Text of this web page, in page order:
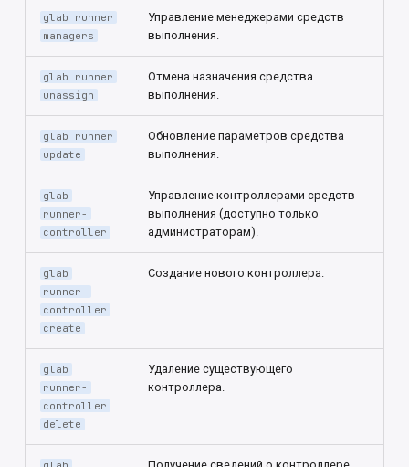
glab runner
managers
Управление менеджерами средств
выполнения.
glab runner
unassign
Отмена назначения средства
выполнения.
glab runner
update
Обновление параметров средства
выполнения.
glab
runner-
controller
Управление контроллерами средств
выполнения (доступно только
администраторам).
glab
runner-
controller
create
Создание нового контроллера.
glab
runner-
controller
delete
Удаление существующего
контроллера.